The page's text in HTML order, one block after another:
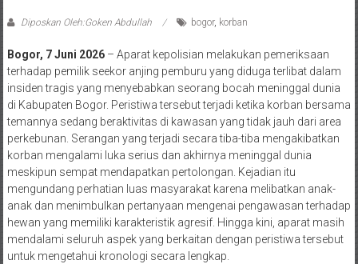
Diposkan Oleh:Goken Abdullah bogor, korban
Bogor, 7 Juni 2026– Aparat kepolisian melakukan pemeriksaan
terhadap pemilik seekor anjing pemburu yang diduga terlibat dalam
insiden tragis yang menyebabkan seorang bocah meninggal dunia
di Kabupaten Bogor. Peristiwa tersebut terjadi ketika korban bersama
temannya sedang beraktivitas di kawasan yang tidak jauh dari area
perkebunan. Serangan yang terjadi secara tiba-tiba mengakibatkan
korban mengalami luka serius dan akhirnya meninggal dunia
meskipun sempat mendapatkan pertolongan. Kejadian itu
mengundang perhatian luas masyarakat karena melibatkan anak-
anak dan menimbulkan pertanyaan mengenai pengawasan terhadap
hewan yang memiliki karakteristik agresif. Hingga kini, aparat masih
mendalami seluruh aspek yang berkaitan dengan peristiwa tersebut
untuk mengetahui kronologi secara lengkap.